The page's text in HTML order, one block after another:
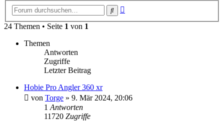
Suche
24 Themen • Seite 1 von 1
Themen
Antworten
Zugriffe
Letzter Beitrag
Hobie Pro Angler 360 xr
von Torge » 9. Mär 2024, 20:06
1 Antworten
11720 Zugriffe